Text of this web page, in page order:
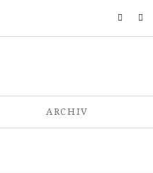
ARCHIV